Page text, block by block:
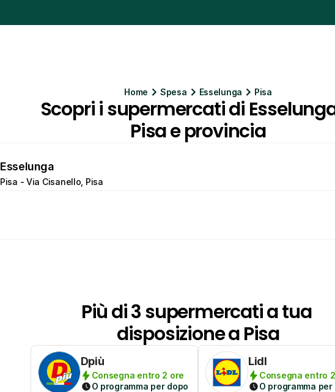
Home Spesa Esselunga Pisa
Scopri i supermercati di
Pisa e provincia
Esselunga
Pisa - Via Cisanello, Pisa
Più di 3 supermercati a tua
disposizione a Pisa
Dpiù
Consegna entro 2 ore
O programma per dopo
Lidl
Consegna entro
O programma per